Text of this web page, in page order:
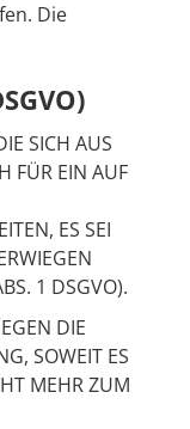
Die
SICH AUS
FÜR EIN AUF
ES SEI
1 DSGVO).
DIE
SOWEIT ES
MEHR ZUM